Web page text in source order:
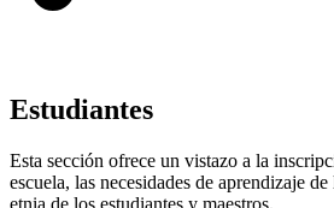
Estudiantes
Esta sección ofrece un vistazo a la
escuela, las necesidades de aprendizaje